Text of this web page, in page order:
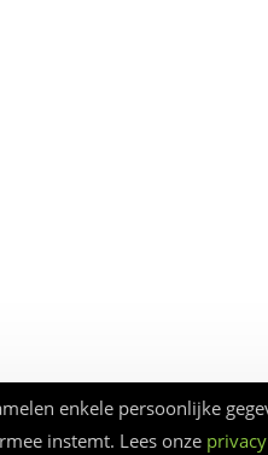
frankma
enkele persoonlijke
instemt. Lees onze